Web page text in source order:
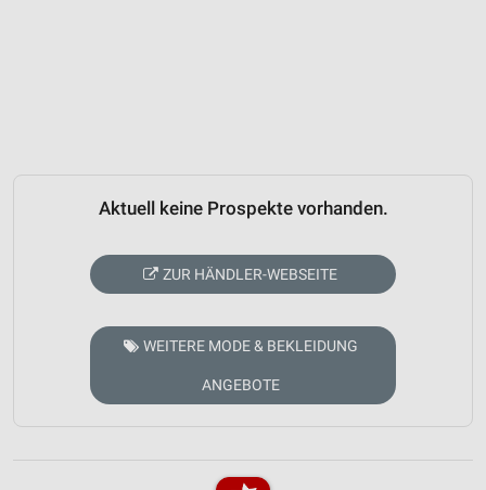
Aktuell keine Prospekte vorhanden.
ZUR HÄNDLER-WEBSEITE
WEITERE MODE & BEKLEIDUNG
ANGEBOTE